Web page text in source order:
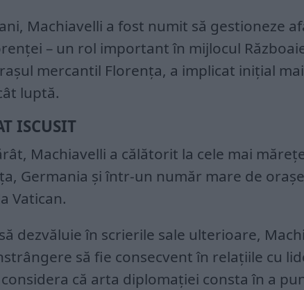
Machiavelli a fost numit să gestioneze
– un rol important în mijlocul
mercantil Florența, a implicat inițial
luptă.
ISCUSIT
Machiavelli a călătorit la cele mai
Germania și într-un număr mare de
Vatican.
dezvăluie în scrierile sale ulterioare,
să fie consecvent în relațiile cu
că arta diplomației consta în a